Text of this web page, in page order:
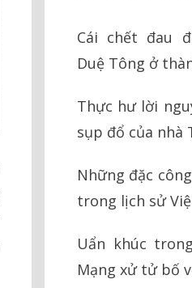
Cái chết đau
Duệ Tông ở
Thực hư lời
sụp đổ của nhà
Những đặc
trong lịch sử
Uẩn khúc
Mạng xử tử bố